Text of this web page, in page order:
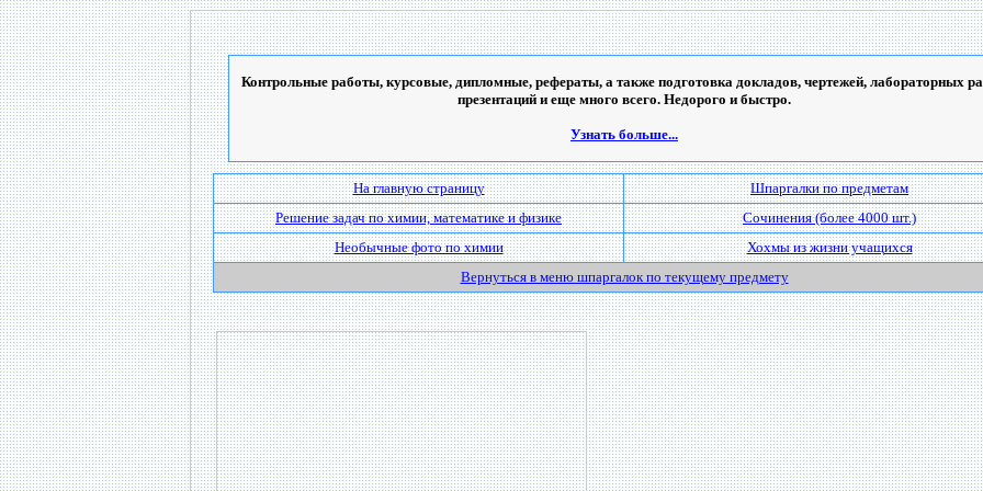
Контрольные работы, курсовые, дипломные, рефераты, а также подготовка докладов, чертежей, лабораторных
презентаций и еще много всего. Недорого и быстро.
Узнать больше...
На главную страницу
Шпаргалки по предметам
Решение задач по химии, математике и физике
Сочинения (более 4000 шт.)
Необычные фото по химии
Хохмы из жизни учащихся
Вернуться в меню шпаргалок по текущему предмету